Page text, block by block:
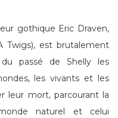
gothique Eric Draven,
Twigs), est brutalement
passé de Shelly les
les vivants et les
leur mort, parcourant la
naturel et celui